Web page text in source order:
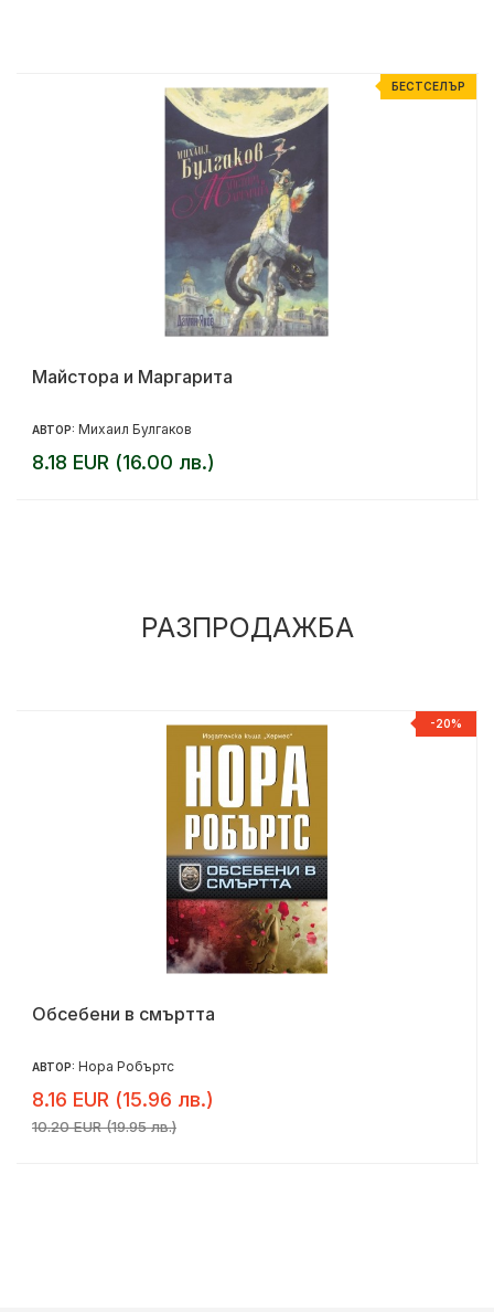
БЕСТСЕЛЪР
Майстора и Маргарита
АВТОР: Михаил Булгаков
8.18 EUR (16.00 лв.)
РАЗПРОДАЖБА
-20%
Обсебени в смъртта
АВТОР: Нора Робъртс
8.16 EUR (15.96 лв.)
10.20 EUR (19.95 лв.)